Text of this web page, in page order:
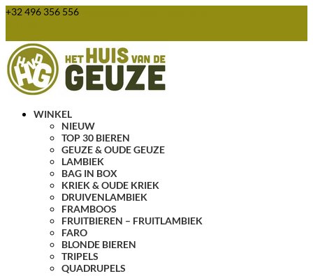
+32 496 356 556
WINKEL
NIEUW
TOP 30 BIEREN
GEUZE & OUDE GEUZE
LAMBIEK
BAG IN BOX
KRIEK & OUDE KRIEK
DRUIVENLAMBIEK
FRAMBOOS
FRUITBIEREN – FRUITLAMBIEK
FARO
BLONDE BIEREN
TRIPELS
QUADRUPELS